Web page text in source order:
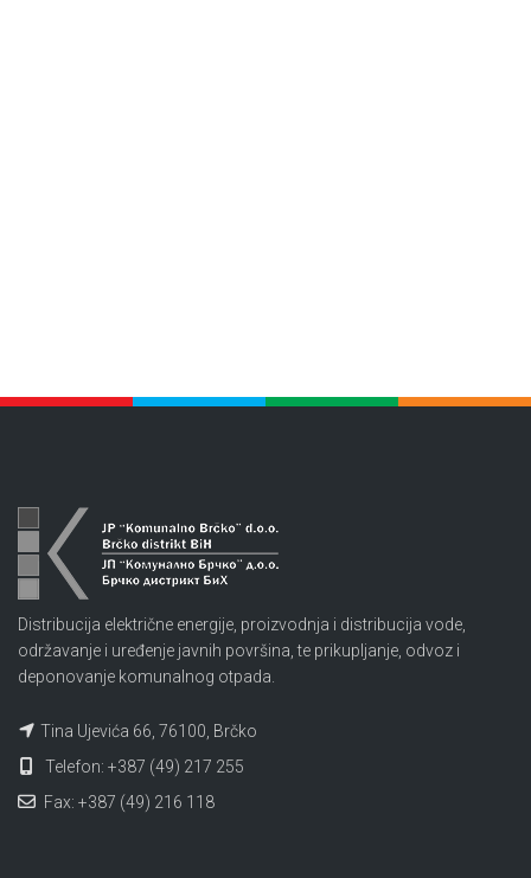
Distribucija električne energije, proizvodnja i distribucija vode,
održavanje i uređenje javnih površina, te prikupljanje, odvoz i
deponovanje komunalnog otpada.
Tina Ujevića 66, 76100, Brčko
Telefon: +387 (49) 217 255
Fax: +387 (49) 216 118